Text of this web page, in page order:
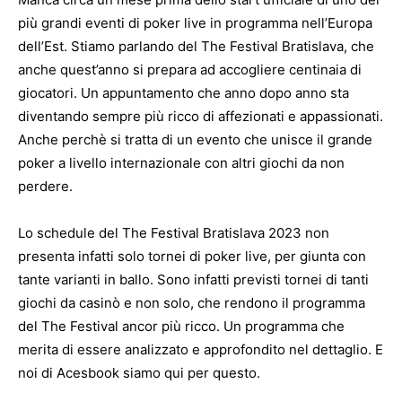
più grandi eventi di poker live in programma nell’Europa
dell’Est. Stiamo parlando del The Festival Bratislava, che
anche quest’anno si prepara ad accogliere centinaia di
giocatori. Un appuntamento che anno dopo anno sta
diventando sempre più ricco di affezionati e appassionati.
Anche perchè si tratta di un evento che unisce il grande
poker a livello internazionale con altri giochi da non
perdere.
Lo schedule del The Festival Bratislava 2023 non
presenta infatti solo tornei di poker live, per giunta con
tante varianti in ballo. Sono infatti previsti tornei di tanti
giochi da casinò e non solo, che rendono il programma
del The Festival ancor più ricco. Un programma che
merita di essere analizzato e approfondito nel dettaglio. E
noi di Acesbook siamo qui per questo.